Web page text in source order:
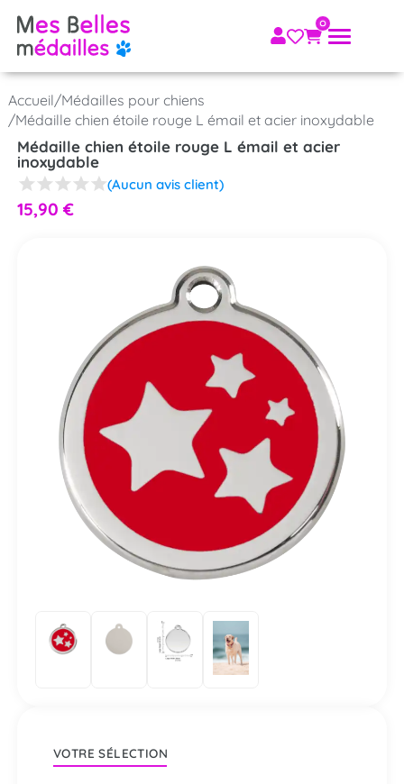
Accueil/Médailles pour chiens
/Médaille chien étoile rouge L émail et acier inoxydable
Médaille chien étoile rouge L émail et acier
inoxydable
(Aucun avis client)
15,90 €
VOTRE SÉLECTION